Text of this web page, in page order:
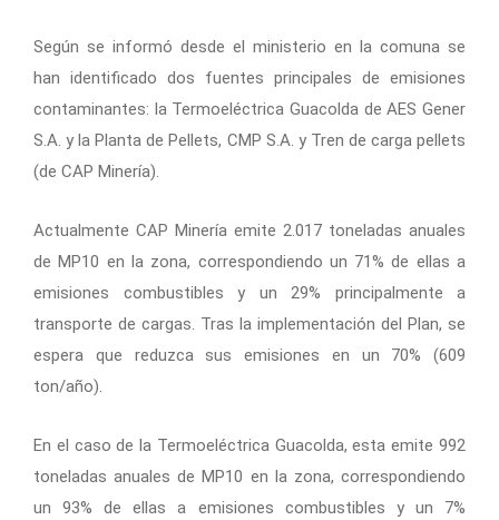
Según se informó desde el ministerio en la comuna se
han identificado dos fuentes principales de emisiones
contaminantes: la Termoeléctrica Guacolda de AES Gener
S.A. y la Planta de Pellets, CMP S.A. y Tren de carga pellets
(de CAP Minería).
Actualmente CAP Minería emite 2.017 toneladas anuales
de MP10 en la zona, correspondiendo un 71% de ellas a
emisiones combustibles y un 29% principalmente a
transporte de cargas. Tras la implementación del Plan, se
espera que reduzca sus emisiones en un 70% (609
ton/año).
En el caso de la Termoeléctrica Guacolda, esta emite 992
toneladas anuales de MP10 en la zona, correspondiendo
un 93% de ellas a emisiones combustibles y un 7%